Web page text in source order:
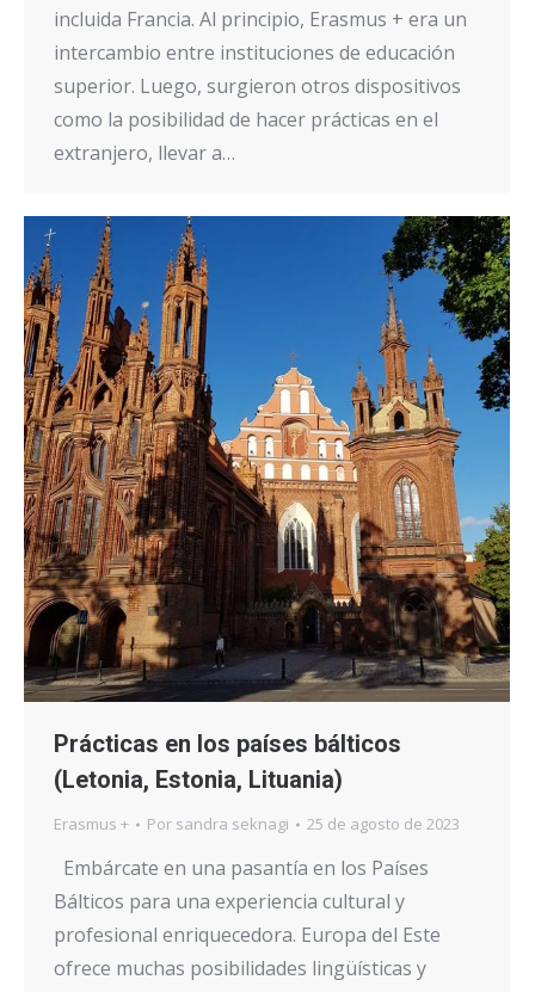
incluida Francia. Al principio, Erasmus + era un
intercambio entre instituciones de educación
superior. Luego, surgieron otros dispositivos
como la posibilidad de hacer prácticas en el
extranjero, llevar a…
Prácticas en los países bálticos
(Letonia, Estonia, Lituania)
Erasmus + Por sandra seknagi 25 de agosto de 2023
Embárcate en una pasantía en los Países
Bálticos para una experiencia cultural y
profesional enriquecedora. Europa del Este
ofrece muchas posibilidades lingüísticas y